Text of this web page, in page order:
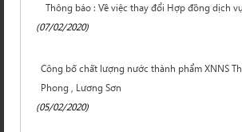
Thông báo : Về việc thay đổi Hợp đồng dịch
(07/02/2020)
Công bố chất lượng nước thành phẩm XNNS
Phong , Lương Sơn
(05/02/2020)